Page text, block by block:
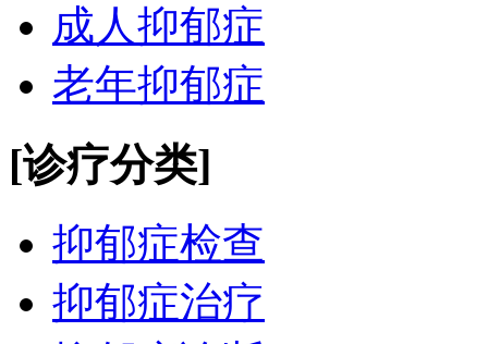
成人抑郁症
老年抑郁症
[诊疗分类]
抑郁症检查
抑郁症治疗